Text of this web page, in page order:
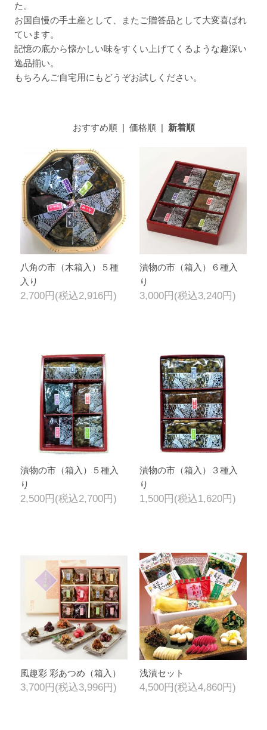
た。
お国自慢の手土産として、またご贈答品として大変喜ばれ
ています。
記憶の底から懐かしい味をすくい上げてくるような趣深い
逸品揃い。
もちろんご自宅用にもどうぞお試しください。
おすすめ順| 価格順| 新着順
八角の市（木箱入）５種
入り
2,700円(税込2,916円)
漬物の市（箱入）６種入
り
3,000円(税込3,240円)
漬物の市（箱入）５種入
り
2,500円(税込2,700円)
漬物の市（箱入）３種入
り
1,500円(税込1,620円)
風趣彩 彩あつめ（箱入）
3,700円(税込3,996円)
浅漬セット
4,500円(税込4,860円)